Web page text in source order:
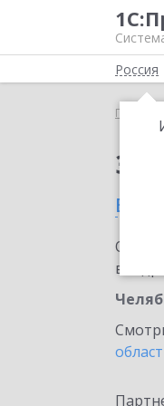
Россия
Главная
в